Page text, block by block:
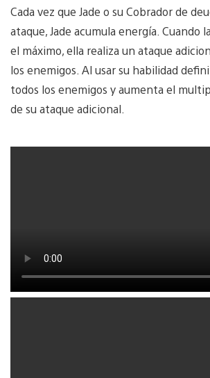
Cada vez que Jade o su Cobrador de
ataque, Jade acumula energía. Cuando
el máximo, ella realiza un ataque
los enemigos. Al usar su habilidad
todos los enemigos y aumenta el
de su ataque adicional.